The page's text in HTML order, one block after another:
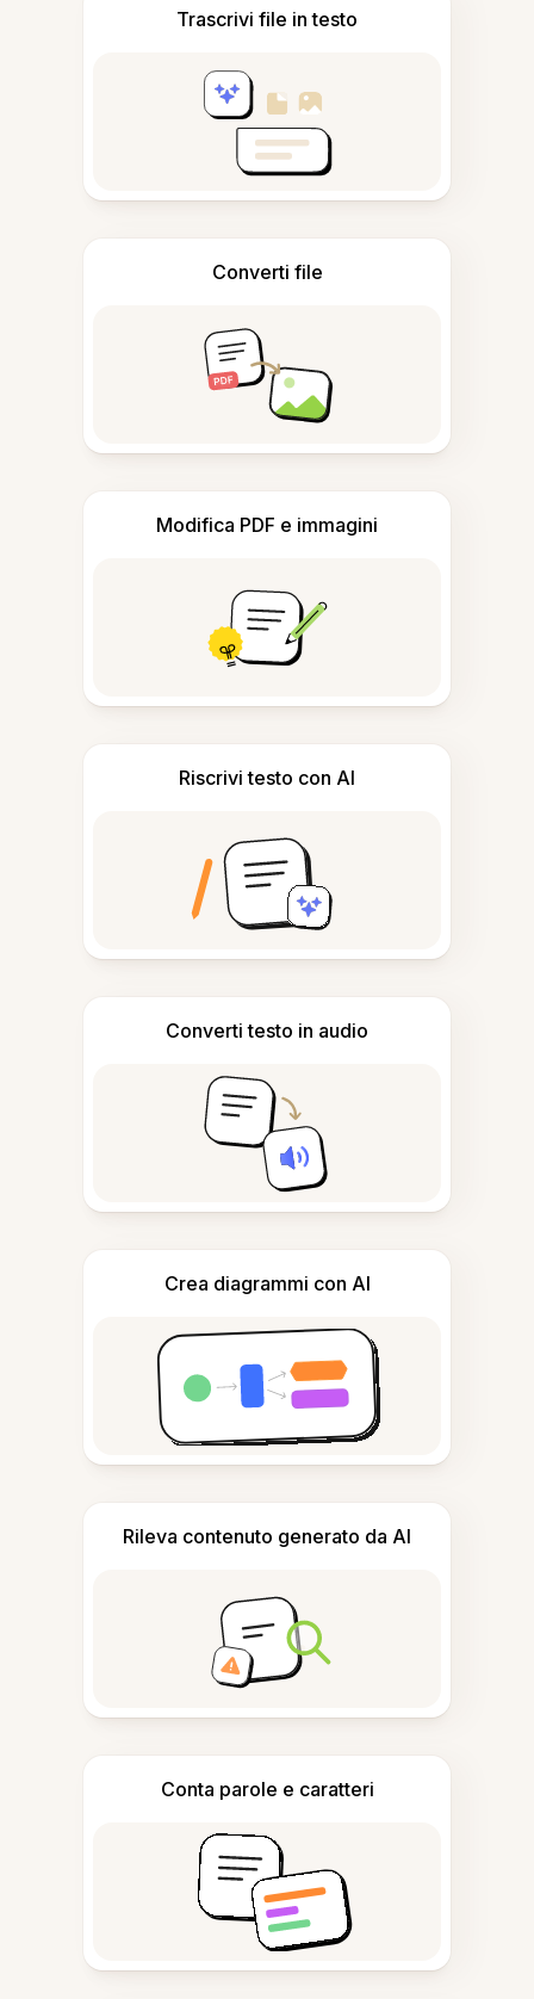
Trascrivi file in testo
Converti file
Modifica PDF e immagini
Riscrivi testo con AI
Converti testo in audio
Crea diagrammi con AI
Rileva contenuto generato da AI
Conta parole e caratteri